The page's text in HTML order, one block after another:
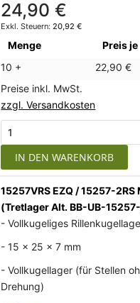
24,90 €
20,92 €
Menge
Preis je
10 +
22,90 €
Preise inkl. MwSt.
zzgl. Versandkosten
IN DEN WARENKORB
15257VRS EZQ / 15257-2RS
(Tretlager Alt. BB-UB-
- Vollkugeliges
- 15 x 25 x 7 mm
- Vollkugellager (für Stellen
Drehung)